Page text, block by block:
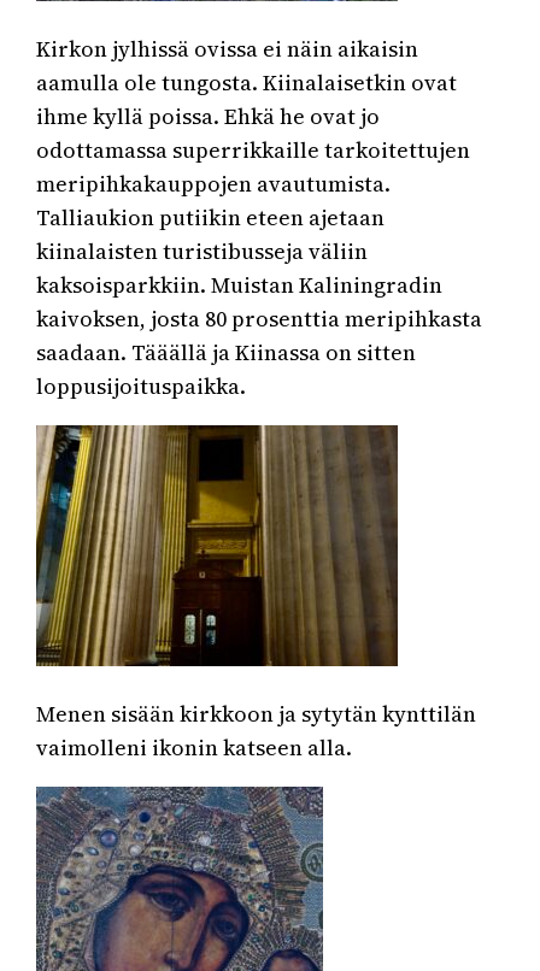
Kirkon jylhissä ovissa ei näin aikaisin
aamulla ole tungosta. Kiinalaisetkin ovat
ihme kyllä poissa. Ehkä he ovat jo
odottamassa superrikkaille tarkoitettujen
meripihkakauppojen avautumista.
Talliaukion putiikin eteen ajetaan
kiinalaisten turistibusseja väliin
kaksoisparkkiin. Muistan Kaliningradin
kaivoksen, josta 80 prosenttia meripihkasta
saadaan. Tääällä ja Kiinassa on sitten
loppusijoituspaikka.
Menen sisään kirkkoon ja sytytän kynttilän
vaimolleni ikonin katseen alla.